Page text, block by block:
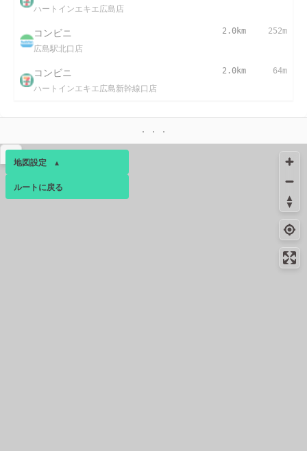
ハートインエキエ広島店
コンビニ
広島駅北口店
2.0km 252m
コンビニ
ハートインエキエ広島新幹線口店
2.0km 64m
地図設定 ▴
ベース ▴
ルートに戻る